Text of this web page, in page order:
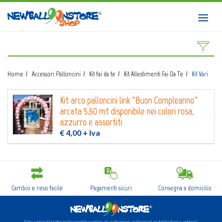
HOME
CATALOGO
CHI SIAMO
CORSI BALLOON ART
INVIO LOGO
EVENTI NBS
Home Accessori Palloncini Kit fai da te Kit Allestimenti Fai Da Te Kit Vari
Kit arco palloncini link "Buon Compleanno"
arcata 5,60 mt disponibile nei colori rosa,
azzurro e assortiti
€ 4,00 + Iva
Cambio e reso facile Pagamenti sicuri Consegna a domicilio